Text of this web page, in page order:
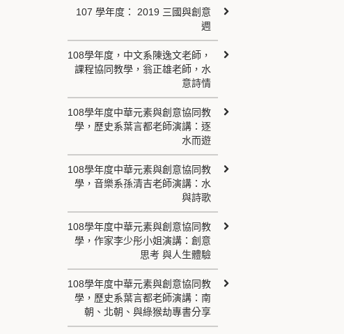
107 學年度： 2019 三國與創意
週
108學年度，中文系陳逸文老師，
課程協同教學，翁正雄老師，水
意詩情
108學年度中華元素與創意協同教
學，歷史系葉言都老師演講：逐
水而遊
108學年度中華元素與創意協同教
學，音樂系孫清吉老師演講：水
與詩歌
108學年度中華元素與創意協同教
學，作家李少彤小姐演講：創意
思考 與人生體驗
108學年度中華元素與創意協同教
學，歷史系葉言都老師演講：南
朝、北朝、與綠猴劫專書分享